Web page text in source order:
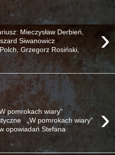
›
Mieczysław Derbień,
Siwanowicz
Grzegorz Rosiński,
›
pomrokach wiary”
„W pomrokach wiary”
opowiadań Stefana